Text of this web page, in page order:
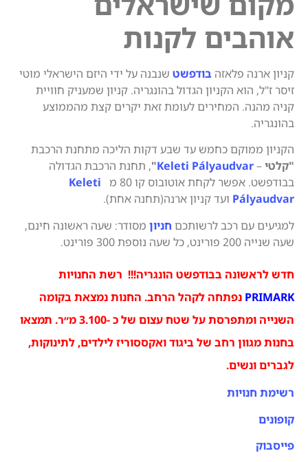
אוהבים לקנות
קניון ארנה פלאזה בודפשט שנבנה על ידי היזם הישראלי מוטי
זיסר ז"ל, הוא הקניון הגדול בהונגריה. קניון שמעניק חוויית
קניה מהנה. המחירים לעומת זאת יקרים קצת מהממוצע
בהונגריה.
הקניון ממוקם כחמש עד שבע דקות הליכה מתחנת הרכבת
"קלטי–
", תחנת הרכבת הגדולה
בבודפשט. אפשר לקחת אוטובוס קו 80 מ
Keleti
Pályaudvar ועד קניון ארנה(תחנה אחת).
למגיעים עם רכב לרשותכם חניון מסודר: שעה ראשונה חינם,
שעה שנייה 200 פורינט, כל שעה נוספת 300 פורינט.
חדש לראשונה בבודפשט הונגריה!!! רשת החנויות
PRIMARK נפתחה לקהל הרחב. החנות נמצאת בקומה
השנייה ומתפרסת על שטח עצום של כ -3.100 מ״ר. תמצאו
בחנות מגוון רחב של ביגוד ואקססוריז לילדים, לתינוקות,
לגברים ונשים.
רשימת חנויות
קופונים
פייסבוק